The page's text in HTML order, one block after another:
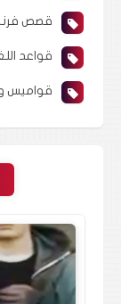
قصص
قواعد
قواميس